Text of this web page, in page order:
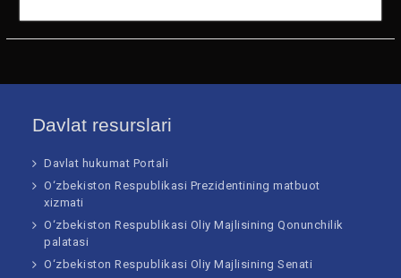
60108 n
46289 n
5906 n
51652 n
Davlat resurslari
Davlat hukumat Portali
O‘zbekiston Respublikasi Prezidentining matbuot
xizmati
O‘zbekiston Respublikasi Oliy Majlisining Qonunchilik
palatasi
O‘zbekiston Respublikasi Oliy Majlisining Senati